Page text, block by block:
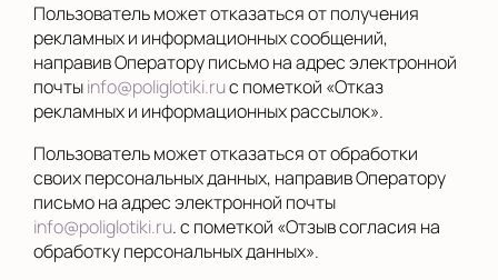
Пользователь может отказаться от получения
рекламных и информационных сообщений,
направив Оператору письмо на адрес электронной
почтыinfo@poliglotiki.ruс пометкой «Отказ
рекламных и информационных рассылок».
Пользователь может отказаться от обработки
своих персональных данных, направив Оператору
письмо на адрес электронной почты
info@poliglotiki.ru. с пометкой «Отзыв согласия на
обработку персональных данных».